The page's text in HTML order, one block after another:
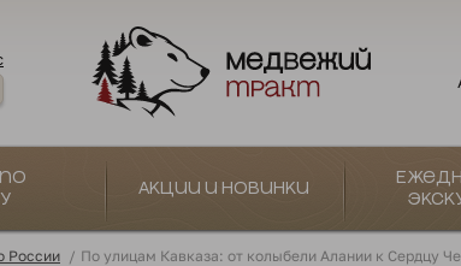
по
Акции и новинки
России / По улицам Кавказа: от колыбели Алании к Сердцу